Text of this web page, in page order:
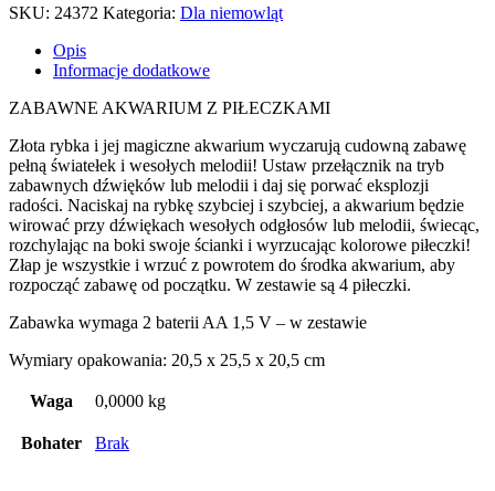
SKU: 24372 Kategoria: Dla niemowląt
Opis
Informacje dodatkowe
ZABAWNE AKWARIUM Z PIŁECZKAMI
Złota rybka i jej magiczne akwarium wyczarują cudowną zabawę
pełną światełek i wesołych melodii! Ustaw przełącznik na tryb
zabawnych dźwięków lub melodii i daj się porwać eksplozji
radości. Naciskaj na rybkę szybciej i szybciej, a akwarium będzie
wirować przy dźwiękach wesołych odgłosów lub melodii, świecąc,
rozchylając na boki swoje ścianki i wyrzucając kolorowe piłeczki!
Złap je wszystkie i wrzuć z powrotem do środka akwarium, aby
rozpocząć zabawę od początku. W zestawie są 4 piłeczki.
Zabawka wymaga 2 baterii AA 1,5 V – w zestawie
Wymiary opakowania: 20,5 x 25,5 x 20,5 cm
Waga 0,0000 kg
Bohater Brak